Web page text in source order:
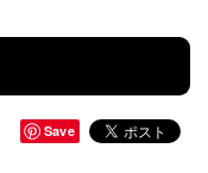
Save